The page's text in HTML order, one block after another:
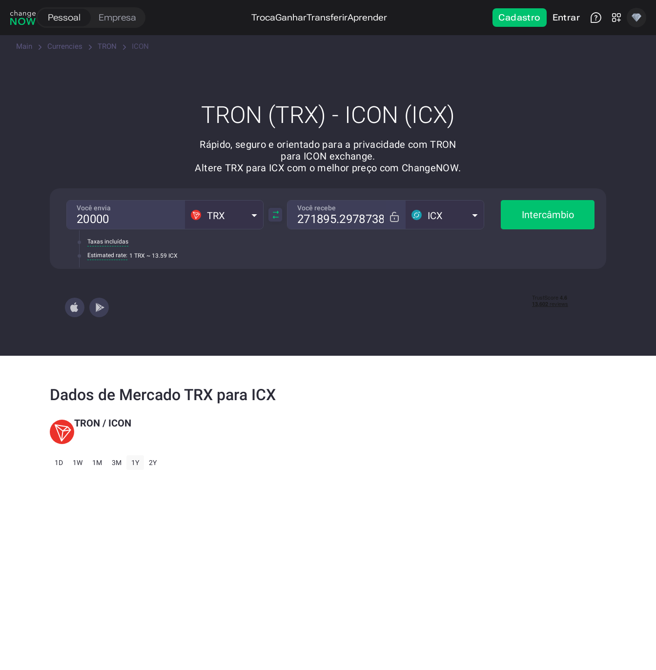
Pessoal Empresa TrocaGanharTransferirAprender Cadastro Entrar
Main Currencies TRON ICON
TRON (TRX) - ICON (ICX)
Rápido, seguro e orientado para a privacidade com TRON
para ICON exchange.
Altere TRX para ICX com o melhor preço com ChangeNOW.
Você envia
TRX
Taxas incluídas
Estimated rate: 1 TRX ~ 13.59 ICX
Você recebe
ICX Intercâmbio
Dados de Mercado TRX para ICX
TRON / ICON
1D 1W 1M 3M 1Y 2Y